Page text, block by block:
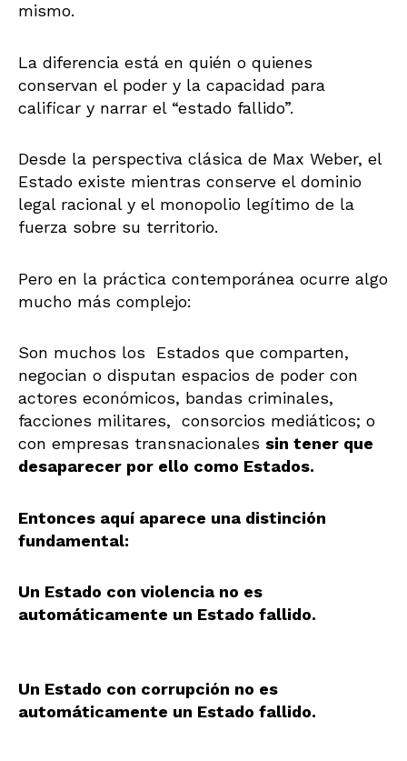
mismo.
La diferencia está en quién o quienes
conservan el poder y la capacidad para
calificar y narrar el “estado fallido”.
Desde la perspectiva clásica de Max Weber, el
Estado existe mientras conserve el dominio
legal racional y el monopolio legítimo de la
fuerza sobre su territorio.
Pero en la práctica contemporánea ocurre algo
mucho más complejo:
Son muchos los Estados que comparten,
negocian o disputan espacios de poder con
actores económicos, bandas criminales,
facciones militares, consorcios mediáticos; o
con empresas transnacionales sin tener que
desaparecer por ello como Estados.
Entonces aquí aparece una distinción
fundamental:
Un Estado con violencia no es
automáticamente un Estado fallido.
Un Estado con corrupción no es
automáticamente un Estado fallido.